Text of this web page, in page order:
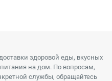
здоровой еды, вкусных
на дом. По вопросам,
службы, обращайтесь